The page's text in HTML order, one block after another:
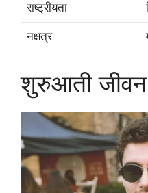
राष्ट्रीयता
नक्षत्र
शुरुआती जीवन